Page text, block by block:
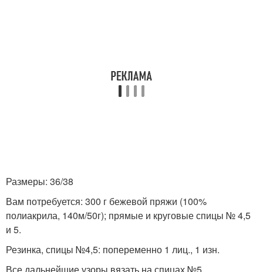
Размеры: 36/38
Вам потребуется: 300 г бежевой пряжи (100%
полиакрила, 140м/50г); прямые и круговые спицы № 4,5
и 5.
Резинка, спицы №4,5: попеременно 1 лиц., 1 изн.